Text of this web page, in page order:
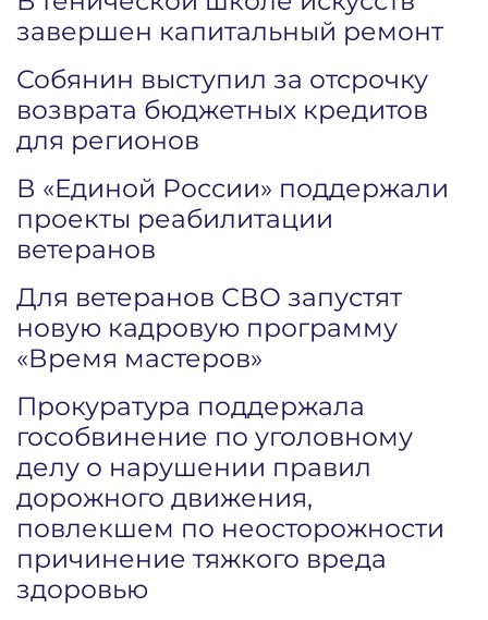
завершен капитальный ремонт
Собянин выступил за отсрочку
возврата бюджетных кредитов
для регионов
В «Единой России» поддержали
проекты реабилитации
ветеранов
Для ветеранов СВО запустят
новую кадровую программу
«Время мастеров»
Прокуратура поддержала
гособвинение по уголовному
делу о нарушении правил
дорожного движения,
повлекшем по неосторожности
причинение тяжкого вреда
здоровью